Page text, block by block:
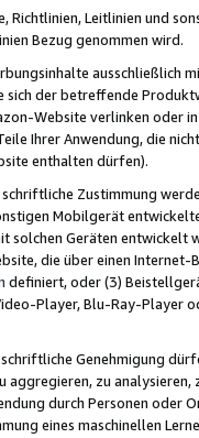
Richtlinien, Leitlinien und
Bezug genommen wird.
ausschließlich
der betreffende
Website verlinken oder
Ihrer Anwendung, die
enthalten dürfen).
Zustimmung
Mobilgerät
solchen Geräten
die über einen
definiert, oder (3)
Player, Blu-Ray-Player
Genehmigung
zu
durch Personen
eines maschinellen